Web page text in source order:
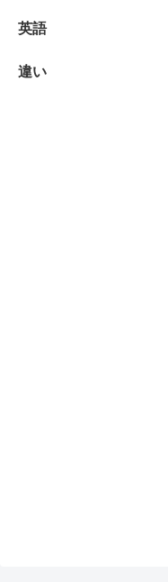
英語
違い